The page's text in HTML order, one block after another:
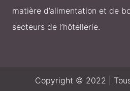
matière d’alimentation et de
secteurs de l’hôtellerie.
Copyright © 2022 |